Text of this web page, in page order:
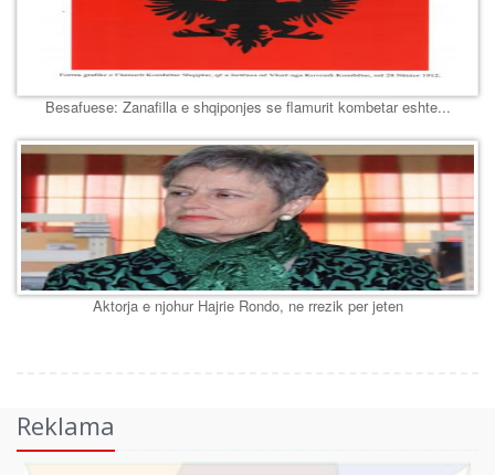
Besafuese: Zanafilla e shqiponjes se flamurit kombetar eshte...
Aktorja e njohur Hajrie Rondo, ne rrezik per jeten
Reklama